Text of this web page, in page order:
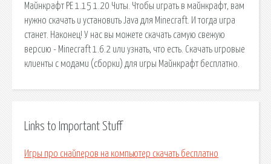
Майнкрафт PE 1.15 1.20 Читы. Чтобы играть в майнкрафт, вам
нужно скачать и установить Java для Minecraft. И тогда игра
станет. Наконец! У нас вы можете скачать самую свежую
версию - Minecraft 1.6.2 или узнать, что есть. Скачать игровые
клиенты с модами (сборки) для игры Майнкрафт бесплатно.
Links to Important Stuff
Игры про снайперов на компьютер скачать бесплатно